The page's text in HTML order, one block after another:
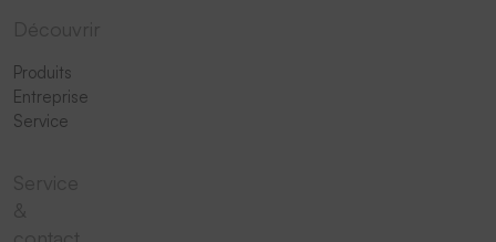
Produits
Entreprise
Service